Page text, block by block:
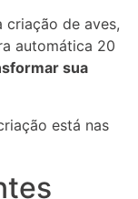
criação de aves,
automática 20
sua
está nas